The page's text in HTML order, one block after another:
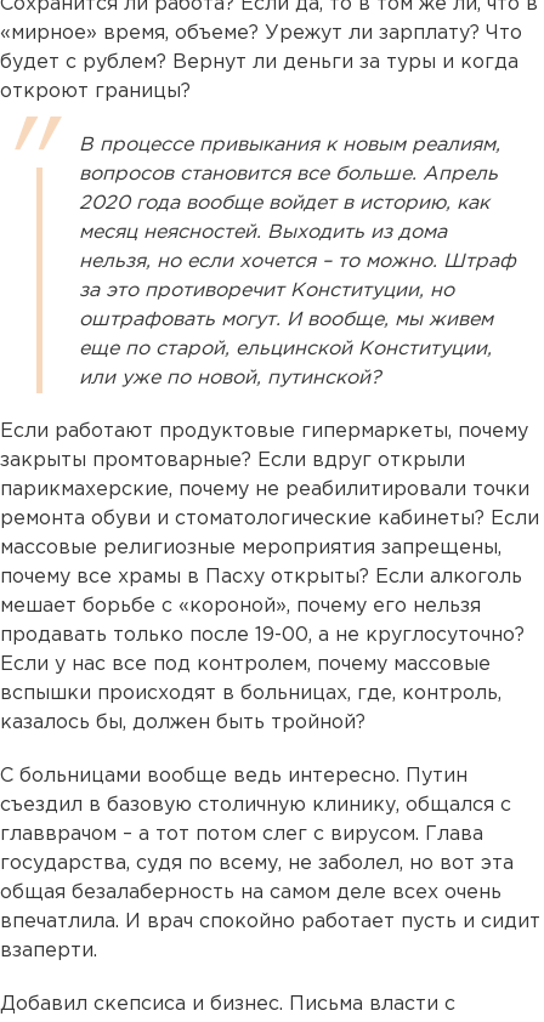
Сохранится ли работа? Если да, то в том же ли, что в
«мирное» время, объеме? Урежут ли зарплату? Что
будет с рублем? Вернут ли деньги за туры и когда
откроют границы?
В процессе привыкания к новым реалиям,
вопросов становится все больше. Апрель
2020 года вообще войдет в историю, как
месяц неясностей. Выходить из дома
нельзя, но если хочется – то можно. Штраф
за это противоречит Конституции, но
оштрафовать могут. И вообще, мы живем
еще по старой, ельцинской Конституции,
или уже по новой, путинской?
Если работают продуктовые гипермаркеты, почему
закрыты промтоварные? Если вдруг открыли
парикмахерские, почему не реабилитировали точки
ремонта обуви и стоматологические кабинеты? Если
массовые религиозные мероприятия запрещены,
почему все храмы в Пасху открыты? Если алкоголь
мешает борьбе с «короной», почему его нельзя
продавать только после 19-00, а не круглосуточно?
Если у нас все под контролем, почему массовые
вспышки происходят в больницах, где, контроль,
казалось бы, должен быть тройной?
С больницами вообще ведь интересно. Путин
съездил в базовую столичную клинику, общался с
главврачом – а тот потом слег с вирусом. Глава
государства, судя по всему, не заболел, но вот эта
общая безалаберность на самом деле всех очень
впечатлила. И врач спокойно работает пусть и сидит
взаперти.
Добавил скепсиса и бизнес. Письма власти с